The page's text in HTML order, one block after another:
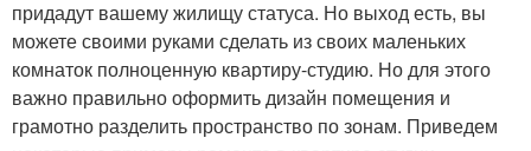
придадут вашему жилищу статуса. Но выход есть, вы
можете своими руками сделать из своих маленьких
комнаток полноценную квартиру-студию. Но для этого
важно правильно оформить дизайн помещения и
грамотно разделить пространство по зонам. Приведем